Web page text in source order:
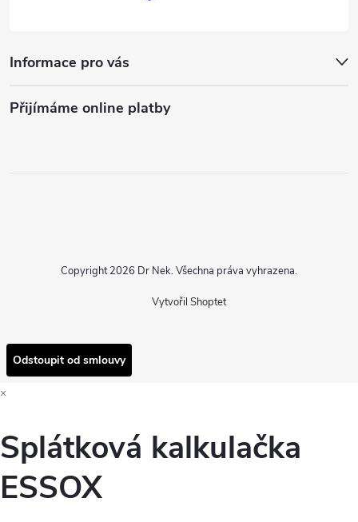
Informace pro vás
Přijímáme online platby
Vytvořil Shoptet
Copyright 2026 Dr Nek. Všechna práva vyhrazena.
Odstoupit od smlouvy
×
Splátková kalkulačka
ESSOX